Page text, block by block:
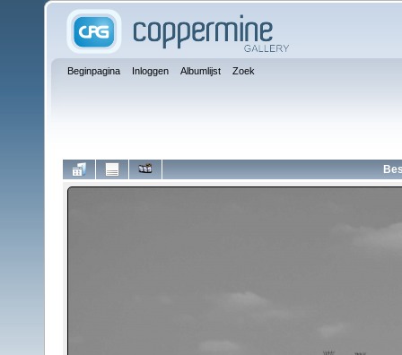
Beginpagina Inloggen Albumlijst Zoek